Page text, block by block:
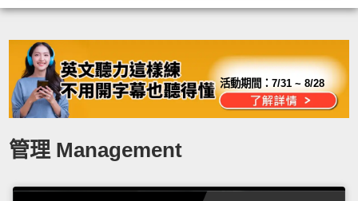
活動期間：7/31 ~ 8/28
管理 Management